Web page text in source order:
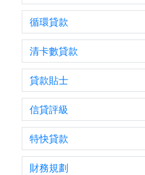
循環貸款
清卡數貸款
貸款貼士
信貸評級
特快貸款
財務規劃